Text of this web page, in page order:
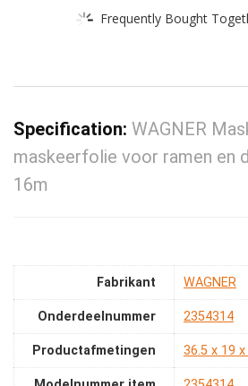
Frequently Bought
Specification: WAGNER
maskeerfolie voor ramen en
16m
Fabrikant ‎WAGNER
Onderdeelnummer ‎2354314
Productafmetingen ‎36.5 x 19